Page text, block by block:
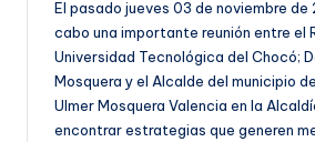
El pasado jueves 03 de noviembre de
cabo una importante reunión entre el
Universidad Tecnológica del Chocó;
Mosquera y el Alcalde del municipio
Ulmer Mosquera Valencia en la
encontrar estrategias que generen